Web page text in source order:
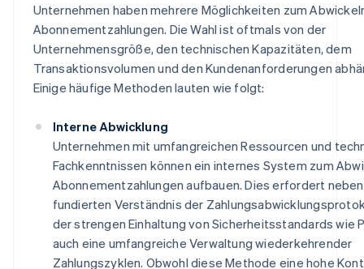
Unternehmen haben mehrere Möglichkeiten zum
Abonnementzahlungen. Die Wahl ist oftmals von der
Unternehmensgröße, den technischen Kapazitäten, dem
Transaktionsvolumen und den Kundenanforderungen
Einige häufige Methoden lauten wie folgt:
Interne Abwicklung
Unternehmen mit umfangreichen Ressourcen und
Fachkenntnissen können ein internes System zum
Abonnementzahlungen aufbauen. Dies erfordert
fundierten Verständnis der
der strengen Einhaltung von Sicherheitsstandards wie
auch eine umfangreiche Verwaltung wiederkehrender
Zahlungszyklen. Obwohl diese Methode eine hohe